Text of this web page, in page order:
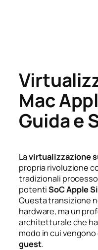
Mac
Guida e
Lavirtualizzazione
propria rivoluzione
tradizionali
potentiSoC Apple
Questa transizione
hardware, ma un
architetturale che
modo in cui
guest.